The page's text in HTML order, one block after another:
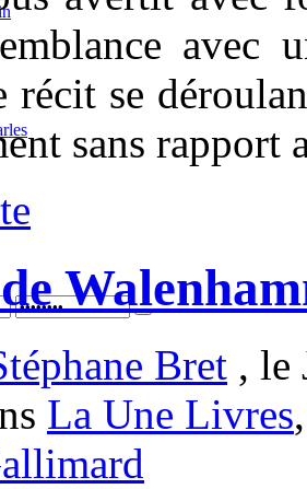
avec
récit se
sans rapport
Bret , le
La Une Livres